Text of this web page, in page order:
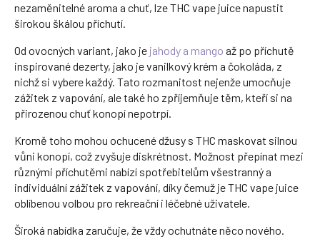
nezaměnitelné aroma a chuť, lze THC vape juice napustit
širokou škálou příchutí.
Od ovocných variant, jako je jahody a mango až po příchutě
inspirované dezerty, jako je vanilkový krém a čokoláda, z
nichž si vybere každý. Tato rozmanitost nejenže umocňuje
zážitek z vapování, ale také ho zpříjemňuje těm, kteří si na
přirozenou chuť konopí nepotrpí.
Kromě toho mohou ochucené džusy s THC maskovat silnou
vůni konopí, což zvyšuje diskrétnost. Možnost přepínat mezi
různými příchutěmi nabízí spotřebitelům všestranný a
individuální zážitek z vapování, díky čemuž je THC vape juice
oblíbenou volbou pro rekreační i léčebné uživatele.
Široká nabídka zaručuje, že vždy ochutnáte něco nového.